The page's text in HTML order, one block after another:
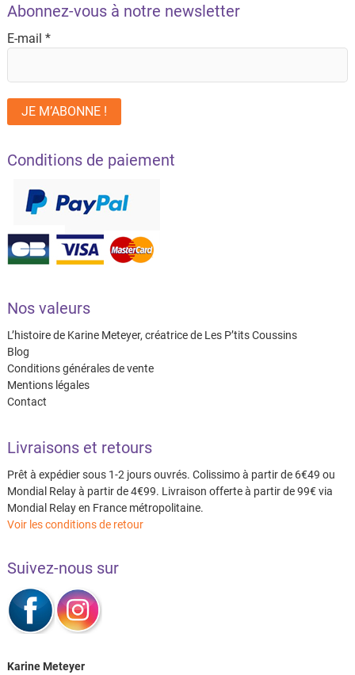
Abonnez-vous à notre newsletter
E-mail *
Conditions de paiement
Nos valeurs
L’histoire de Karine Meteyer, créatrice de Les P’tits Coussins
Blog
Conditions générales de vente
Mentions légales
Contact
Livraisons et retours
Prêt à expédier sous 1-2 jours ouvrés. Colissimo à partir de 6€49 ou
Mondial Relay à partir de 4€99. Livraison offerte à partir de 99€ via
Mondial Relay en France métropolitaine.
Voir les conditions de retour
Suivez-nous sur
Karine Meteyer